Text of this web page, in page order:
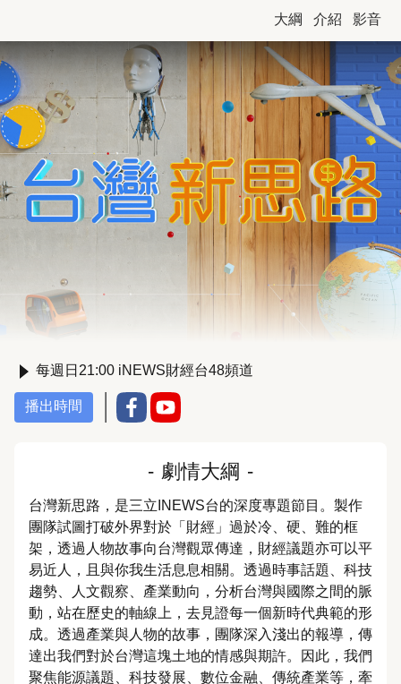
大綱 介紹 影音
每週日21:00 iNEWS財經台48頻道
播出時間
- 劇情大綱 -
台灣新思路，是三立INEWS台的深度專題節目。製作
團隊試圖打破外界對於「財經」過於冷、硬、難的框
架，透過人物故事向台灣觀眾傳達，財經議題亦可以平
易近人，且與你我生活息息相關。透過時事話題、科技
趨勢、人文觀察、產業動向，分析台灣與國際之間的脈
動，站在歷史的軸線上，去見證每一個新時代典範的形
成。透過產業與人物的故事，團隊深入淺出的報導，傳
達出我們對於台灣這塊土地的情感與期許。因此，我們
聚焦能源議題、科技發展、數位金融、傳統產業等，牽